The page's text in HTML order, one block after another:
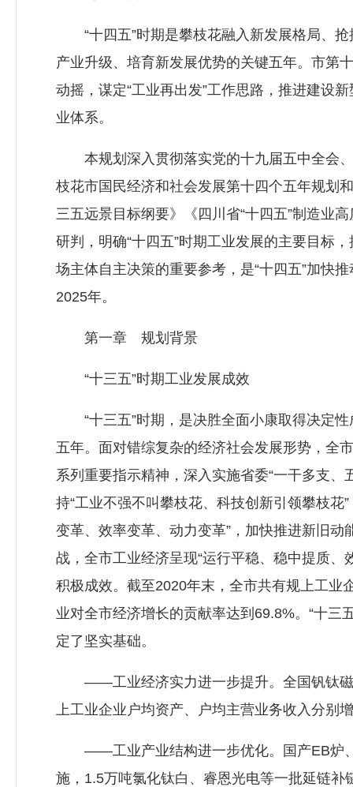
“十四五”时期是攀枝花融入新发展格局、抢
产业升级、培育新发展优势的关键五年。市第
动摇，谋定“工业再出发”工作思路，推进建设
业体系。
本规划深入贯彻落实党的十九届五中全会、
枝花市国民经济和社会发展第十四个五年规划
三五远景目标纲要》《四川省“十四五”制造业
研判，明确“十四五”时期工业发展的主要目标
场主体自主决策的重要参考，是“十四五”加快
2025年。
第一章 规划背景
“十三五”时期工业发展成效
“十三五”时期，是决胜全面小康取得决定性
五年。面对错综复杂的经济社会发展形势，全
系列重要指示精神，深入实施省委“一干多支、
持“工业不强不叫攀枝花、科技创新引领攀枝
变革、效率变革、动力变革”，加快推进新旧
战，全市工业经济呈现“运行平稳、稳中提质
积极成效。截至2020年末，全市共有规上工业
业对全市经济增长的贡献率达到69.8%。“十
定了坚实基础。
——工业经济实力进一步提升。全国钒钛磁
上工业企业户均资产、户均主营业务收入分别
——工业产业结构进一步优化。国产EB炉、
施，1.5万吨氯化钛白、睿恩光电等一批延链补